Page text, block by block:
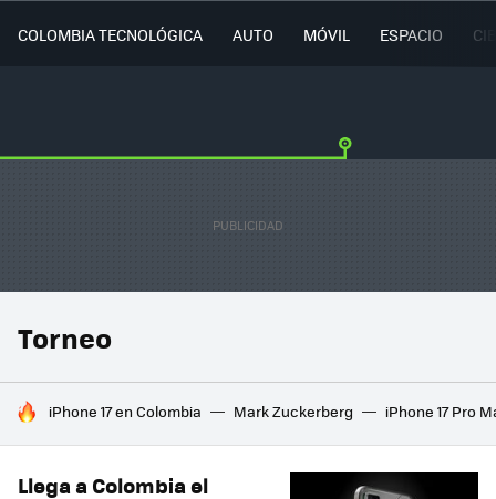
COLOMBIA TECNOLÓGICA AUTO MÓVIL ESPACIO
Torneo
HOY SE HABLA DE
iPhone 17 en Colombia Mark Zuckerberg iPhone 17 Pro
Llega a Colombia el